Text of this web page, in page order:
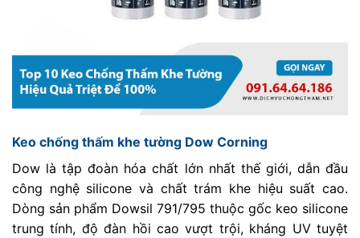
Keo chống thấm khe tường Dow Corning
Dow là tập đoàn hóa chất lớn nhất thế giới, dẫn đầu
công nghệ silicone và chất trám khe hiệu suất cao.
Dòng sản phẩm Dowsil 791/795 thuộc gốc keo silicone
trung tính, độ đàn hồi cao vượt trội, kháng UV tuyệt